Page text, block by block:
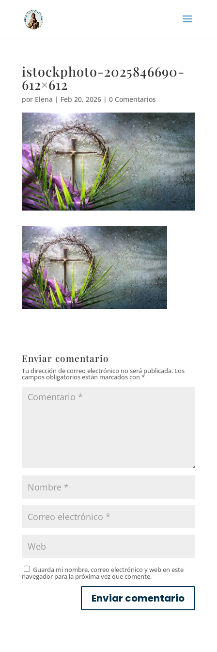
istockphoto-2025846690-
612×612
por Elena | Feb 20, 2026| 0 Comentarios
Enviar comentario
Tu dirección de correo electrónico no será publicada. Los
campos obligatorios están marcados con *
Guarda mi nombre, correo electrónico y web en este
navegador para la próxima vez que comente.